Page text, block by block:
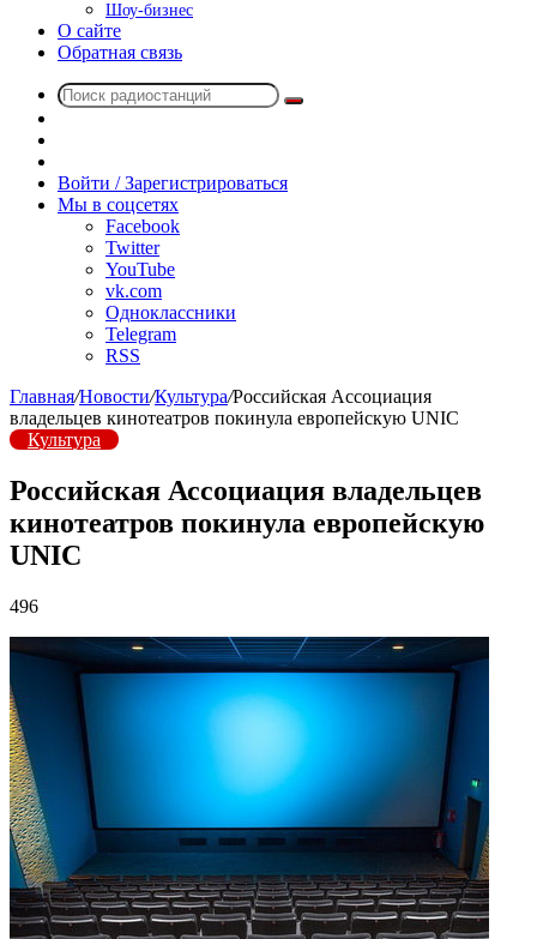
Шоу-бизнес
О сайте
Обратная связь
Поиск
радио
Войти / Зарегистрироваться
Мы в соцсетях
Facebook
Twitter
YouTube
vk.com
Одноклассники
Telegram
RSS
Главная/Новости/Культура/Российская Ассоциация
владельцев кинотеатров покинула европейскую UNIC
Культура
Российская Ассоциация владельцев
кинотеатров покинула европейскую
UNIC
496